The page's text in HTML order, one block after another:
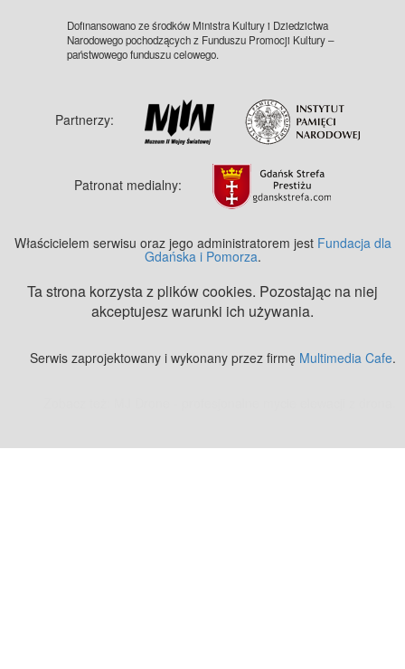
Dofinansowano ze środków Ministra Kultury i Dziedzictwa
Narodowego pochodzących z Funduszu Promocji Kultury –
państwowego funduszu celowego.
Partnerzy:
Patronat medialny:
Właścicielem serwisu oraz jego administratorem jest Fundacja dla
Gdańska i Pomorza.
Ta strona korzysta z plików cookies. Pozostając na niej
akceptujesz warunki ich używania.
Serwis zaprojektowany i wykonany przez firmę Multimedia Cafe.